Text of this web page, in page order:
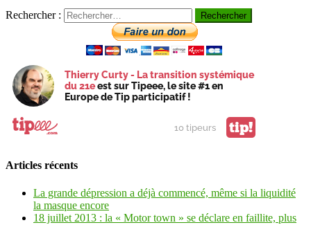
Rechercher :
Thierry Curty - La transition systémique
du 21eest sur Tipeee, le site #1 en
Europe de Tip participatif !
10 tipeurs tip!
Articles récents
La grande dépression a déjà commencé, même si la liquidité
la masque encore
18 juillet 2013 : la « Motor town » se déclare en faillite, plus